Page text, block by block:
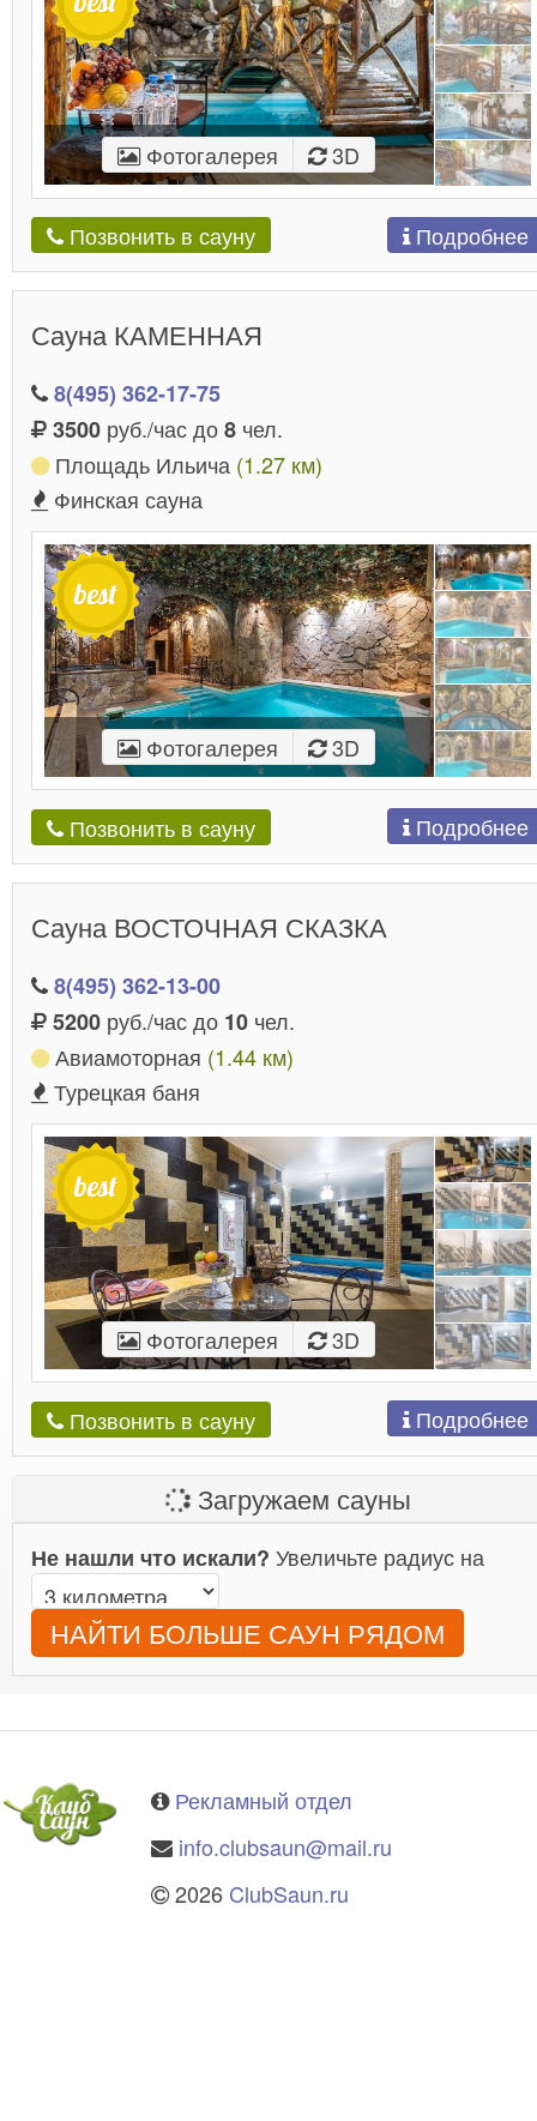
Фотогалерея 3D
Позвонить в сауну Подробнее
Сауна КАМЕННАЯ
8(495) 362-17-75
3500 руб./час до8 чел.
Площадь Ильича (1.27 км)
Финская сауна
Фотогалерея 3D
Позвонить в сауну Подробнее
Сауна ВОСТОЧНАЯ СКАЗКА
8(495) 362-13-00
5200 руб./час до 10 чел.
Авиамоторная (1.44 км)
Турецкая баня
Фотогалерея 3D
Позвонить в сауну Подробнее
Загружаем сауны
Не нашли что искали? Увеличьте радиус на
НАЙТИ БОЛЬШЕ САУН РЯДОМ
Рекламный отдел
info.clubsaun@mail.ru
2026 ClubSaun.ru